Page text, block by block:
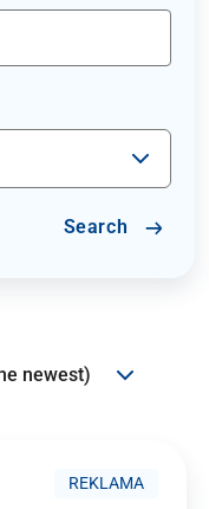
Search
REKLAMA